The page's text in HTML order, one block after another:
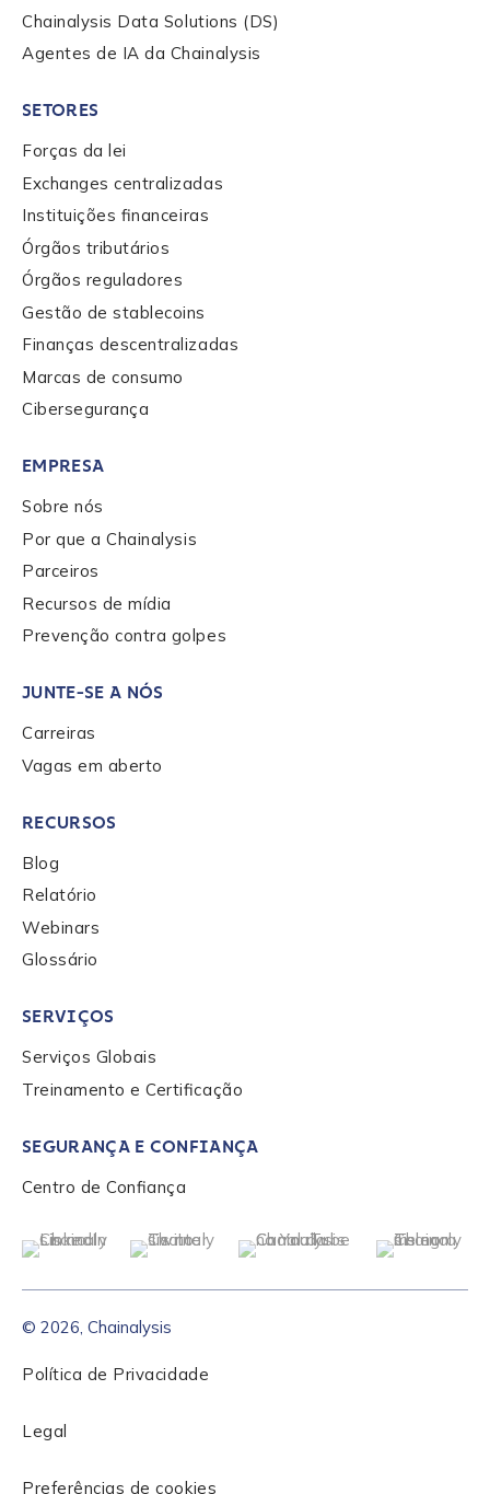
Last name
Company / Organization Name
Work Email Address
*
Country
Role Function
How did you hear about us?
services, events, and news. Your personal data will
be handled in accordance with the
Chainalysis Data Solutions (DS)
Agentes de IA da Chainalysis
SETORES
Forças da lei
Exchanges centralizadas
Instituições financeiras
Órgãos tributários
Órgãos reguladores
Gestão de stablecoins
Finanças descentralizadas
Marcas de consumo
Cibersegurança
EMPRESA
Sobre nós
Por que a Chainalysis
Parceiros
Recursos de mídia
Prevenção contra golpes
JUNTE-SE A NÓS
Carreiras
Vagas em aberto
RECURSOS
Blog
Relatório
Webinars
Glossário
SERVIÇOS
Serviços Globais
Treinamento e Certificação
SEGURANÇA E CONFIANÇA
Centro de Confiança
© 2026, Chainalysis
Política de Privacidade
Legal
Preferências de cookies